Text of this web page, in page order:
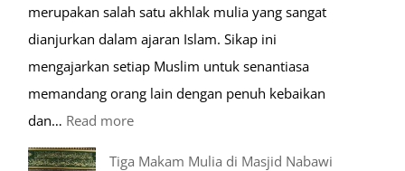
merupakan salah satu akhlak mulia yang sangat
dianjurkan dalam ajaran Islam. Sikap ini
mengajarkan setiap Muslim untuk senantiasa
memandang orang lain dengan penuh kebaikan
dan… Read more:
Tiga Makam Mulia di Masjid Nabawi